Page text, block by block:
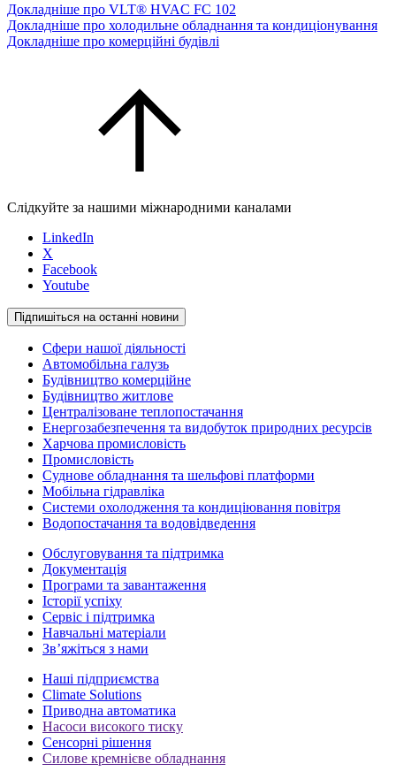
Докладніше про VLT® HVAC FC 102
Докладніше про холодильне обладнання та кондиціонування
Докладніше про комерційні будівлі
Слідкуйте за нашими міжнародними каналами
LinkedIn
X
Facebook
Youtube
Підпишіться на останні новини
Сфери нашої діяльності
Автомобільна галузь
Будівництво комерційне
Будівництво житлове
Централізоване теплопостачання
Енергозабезпечення та видобуток природних ресурсів
Харчова промисловість
Промисловість
Суднове обладнання та шельфові платформи
Мобільна гідравліка
Системи охолодження та кондиціювання повітря
Водопостачання та водовідведення
Обслуговування та підтримка
Документація
Програми та завантаження
Історії успіху
Сервіс і підтримка
Навчальні матеріали
Зв’яжіться з нами
Наші підприємства
Climate Solutions
Приводна автоматика
Насоси високого тиску
Сенсорні рішення
Силове кремнієве обладнання